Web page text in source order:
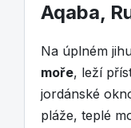
Aqaba,
Na úplném
moře, leží
jordánské
pláže, teplé